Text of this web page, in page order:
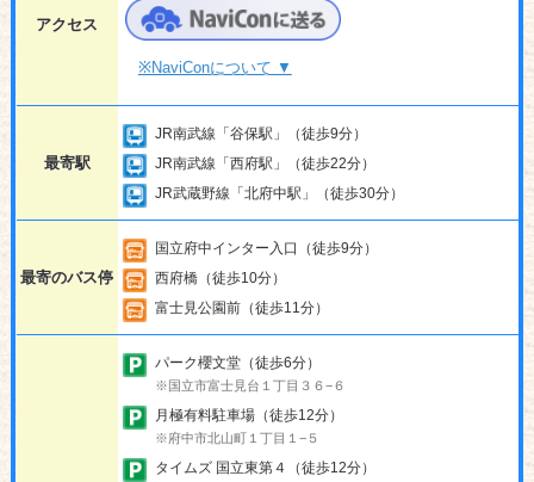
アクセス
※NaviConについて ▼
最寄駅
JR南武線「谷保駅」（徒歩9分）
JR南武線「西府駅」（徒歩22分）
JR武蔵野線「北府中駅」（徒歩30分）
最寄のバス停
国立府中インター入口（徒歩9分）
西府橋（徒歩10分）
富士見公園前（徒歩11分）
パーク櫻文堂（徒歩6分）
※国立市富士見台１丁目３６−６
月極有料駐車場（徒歩12分）
※府中市北山町１丁目１−５
タイムズ 国立東第４（徒歩12分）